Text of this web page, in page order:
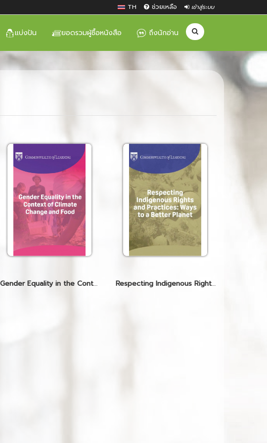
TH ช่วยเหลือ เข้าสู่ระบบ
แบ่งปัน ยอดรวมผู้ซื้อหนังสือ ถึงนักอ่าน
Gender Equality in the Context of Climate Change and Food Security Respecting Indigenous Rights and Practices: Ways to a Better Planet